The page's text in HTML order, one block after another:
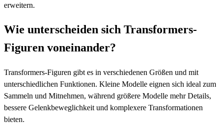
erweitern.
Wie unterscheiden sich Transformers-
Figuren voneinander?
Transformers-Figuren gibt es in verschiedenen Größen und mit
unterschiedlichen Funktionen. Kleine Modelle eignen sich ideal zum
Sammeln und Mitnehmen, während größere Modelle mehr Details,
bessere Gelenkbeweglichkeit und komplexere Transformationen
bieten.